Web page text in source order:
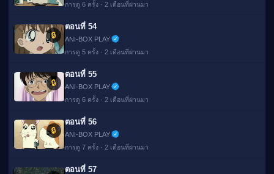
การดู 6 ครั้ง · 2 เดือนที่ผ่านมา
🔒
ตอนที่ 54
ANI-BOX PLAY
การดู 5 ครั้ง · 2 เดือนที่ผ่านมา
🔒
ตอนที่ 55
ANI-BOX PLAY
การดู 6 ครั้ง · 2 เดือนที่ผ่านมา
🔒
ตอนที่ 56
ANI-BOX PLAY
การดู 7 ครั้ง · 2 เดือนที่ผ่านมา
ตอนที่ 57